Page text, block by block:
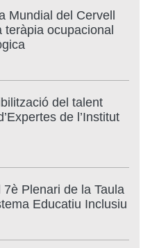
Mundial del Cervell
ocupacional
del talent
de l’Institut
Plenari de la Taula
Educatiu Inclusiu